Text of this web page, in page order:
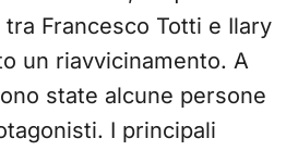
Francesco Totti e Ilary
un riavvicinamento. A
state alcune persone
I principali